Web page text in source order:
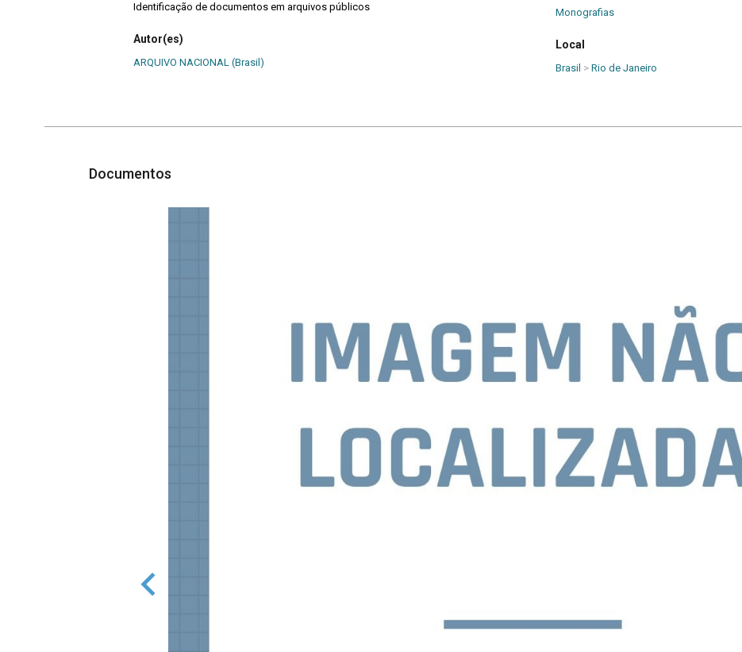
Identificação de documentos em arquivos públicos
Autor(es)
ARQUIVO NACIONAL (Brasil)
Monografias
Local
Brasil > Rio de Janeiro
Documentos